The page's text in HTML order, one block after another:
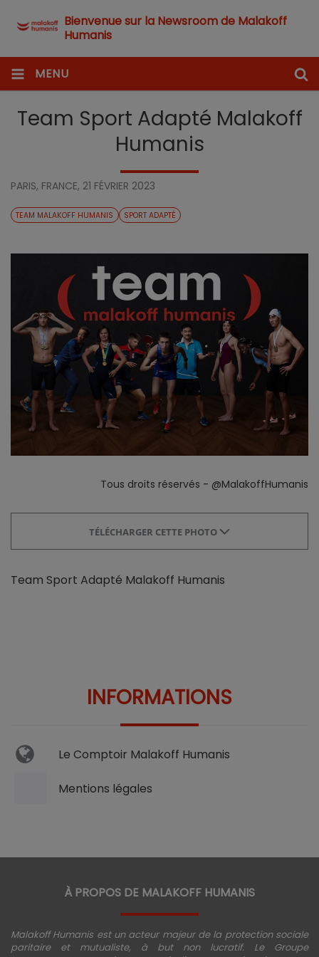
Bienvenue sur la Newsroom de Malakoff
Humanis
MENU
Team Sport Adapté Malakoff
Humanis
PARIS, FRANCE, 21 FÉVRIER 2023
TEAM MALAKOFF HUMANIS SPORT ADAPTÉ
Tous droits réservés - @MalakoffHumanis
TÉLÉCHARGER CETTE PHOTO
Team Sport Adapté Malakoff Humanis
INFORMATIONS
Le Comptoir Malakoff Humanis
Mentions légales
À PROPOS DE MALAKOFF HUMANIS
Malakoff Humanis est un acteur majeur de la protection sociale
paritaire et mutualiste, à but non lucratif. Le Groupe